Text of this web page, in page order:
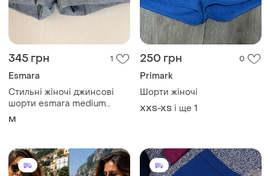
345 грн 1
Esmara
Стильні жіночі джинсові
шорти esmara medium
waist (розмір m / 38-40)
M
250 грн 0
Primark
Шорти жіночі
XXS-XS і ще 1